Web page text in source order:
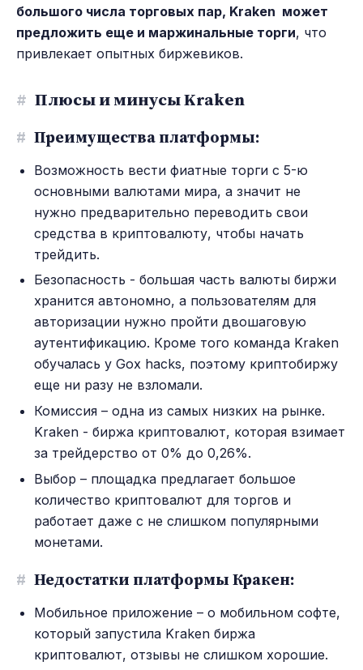
большого числа торговых пар, Kraken может
предложить еще и маржинальные торги, что
привлекает опытных биржевиков.
# Плюсы и минусы Kraken
# Преимущества платформы:
Возможность вести фиатные торги с 5-ю
основными валютами мира, а значит не
нужно предварительно переводить свои
средства в криптовалюту, чтобы начать
трейдить.
Безопасность - большая часть валюты биржи
хранится автономно, а пользователям для
авторизации нужно пройти двошаговую
аутентификацию. Кроме того команда Kraken
обучалась у Gox hacks, поэтому криптобиржу
еще ни разу не взломали.
Комиссия – одна из самых низких на рынке.
Kraken - биржа криптовалют, которая взимает
за трейдерство от 0% до 0,26%.
Выбор – площадка предлагает большое
количество криптовалют для торгов и
работает даже с не слишком популярными
монетами.
# Недостатки платформы Кракен:
Мобильное приложение – о мобильном софте,
который запустила Kraken биржа
криптовалют, отзывы не слишком хорошие.